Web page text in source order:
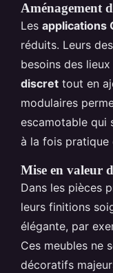
Aménagement
Les applications
réduits. Leurs
besoins des
discret tout en
modulaires
escamotable qui
à la fois pratique
Mise en valeur
Dans les pièces
leurs finitions
élégante, par
Ces meubles ne
décoratifs